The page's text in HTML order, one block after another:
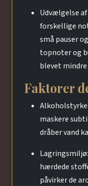
Udvælgelse
forskellige
små pauser
topnoter og
blevet
Faktorer
maskere
dråber vand
hærdede
påvirker de